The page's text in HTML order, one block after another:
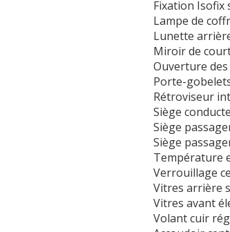
Fixation Isofix
Lampe de
Lunette
Miroir de
Ouverture
Porte-
Rétroviseur
Siège
Siège
Siège
Température
Verrouillage
Vitres arrière
Vitres avant
Volant cuir